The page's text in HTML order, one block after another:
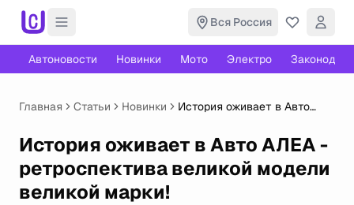
Вся Россия
Автоновости Новинки Мото Электро
Главная Статьи Новинки
История оживает в Авто
великой модели великой
марки!
История оживает в Авто АЛЕА -
ретроспектива великой модели
великой марки!